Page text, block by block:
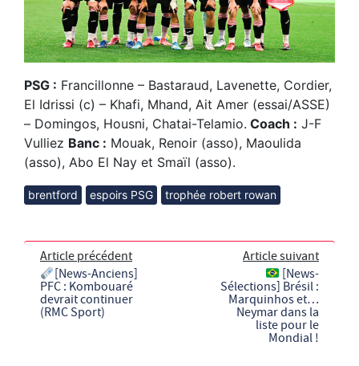
PSG : Francillonne – Bastaraud, Lavenette, Cordier,
El Idrissi (c) – Khafi, Mhand, Ait Amer (essai/ASSE)
– Domingos, Housni, Chatai-Telamio. Coach : J-F
Vulliez Banc : Mouak, Renoir (asso), Maoulida
(asso), Abo El Nay et Smaïl (asso).
brentford espoirs PSG trophée robert rowan
Article précédent
[News-Anciens]
PFC : Kombouaré
devrait continuer
(RMC Sport)
Article suivant
[News-
Sélections] Brésil :
Marquinhos et…
Neymar dans la
liste pour le
Mondial !